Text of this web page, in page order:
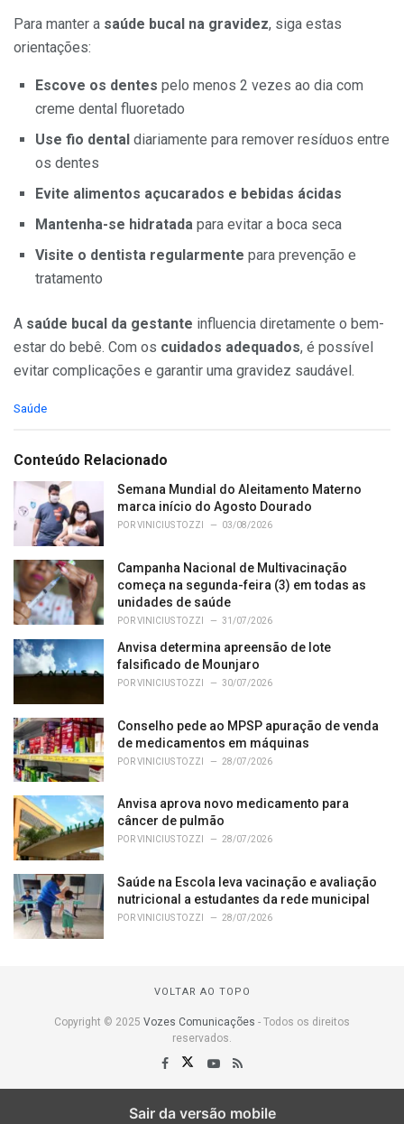
Para manter a saúde bucal na gravidez, siga estas
orientações:
Escove os dentes pelo menos 2 vezes ao dia com
creme dental fluoretado
Use fio dental diariamente para remover resíduos entre
os dentes
Evite alimentos açucarados e bebidas ácidas
Mantenha-se hidratada para evitar a boca seca
Visite o dentista regularmente para prevenção e
tratamento
A saúde bucal da gestante influencia diretamente o bem-
estar do bebê. Com os cuidados adequados, é possível
evitar complicações e garantir uma gravidez saudável.
C
e
o
i
Saúde
Conteúdo Relacionado
Semana Mundial do Aleitamento Materno
marca início do Agosto Dourado
PORVINICIUS TOZZI 03/08/2026
Campanha Nacional de Multivacinação
começa na segunda-feira (3) em todas as
unidades de saúde
PORVINICIUS TOZZI 31/07/2026
Anvisa determina apreensão de lote
falsificado de Mounjaro
PORVINICIUS TOZZI 30/07/2026
Conselho pede ao MPSP apuração de venda
de medicamentos em máquinas
PORVINICIUS TOZZI 28/07/2026
Anvisa aprova novo medicamento para
câncer de pulmão
PORVINICIUS TOZZI 28/07/2026
Saúde na Escola leva vacinação e avaliação
nutricional a estudantes da rede municipal
PORVINICIUS TOZZI 28/07/2026
VOLTAR AO TOPO
Copyright © 2025 Vozes Comunicações - Todos os direitos
reservados.
Sair da versão mobile